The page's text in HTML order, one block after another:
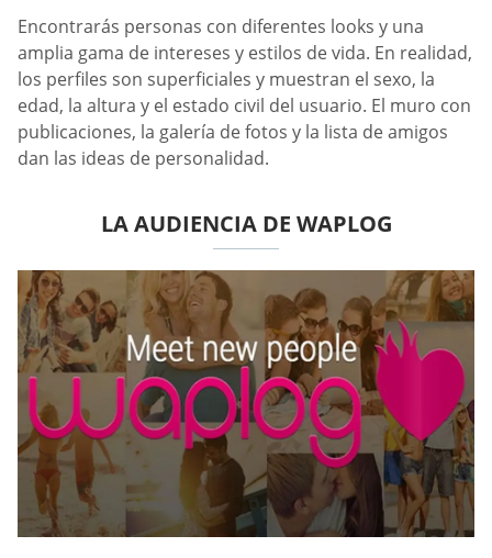
Encontrarás personas con diferentes looks y una
amplia gama de intereses y estilos de vida. En realidad,
los perfiles son superficiales y muestran el sexo, la
edad, la altura y el estado civil del usuario. El muro con
publicaciones, la galería de fotos y la lista de amigos
dan las ideas de personalidad.
LA AUDIENCIA DE WAPLOG